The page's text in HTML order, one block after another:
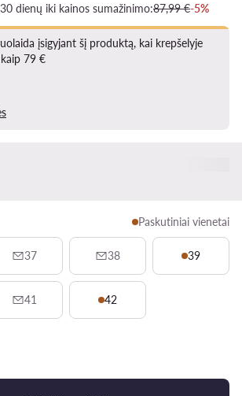
dienų iki kainos sumažinimo:87,99 €-5%
įsigyjant šį produktą, kai krepšelyje
79 €
Paskutiniai vienetai
37 38 39
41 42